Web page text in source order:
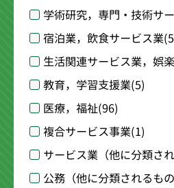
学術研究，専門・技術サ
宿泊業，飲食サービス業
生活関連サービス業，娯
教育，学習支援業(5)
医療，福祉(96)
複合サービス事業(1)
サービス業（他に分類され
公務（他に分類されるもの